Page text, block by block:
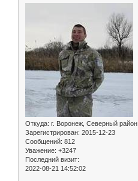
Откуда: г. Воронеж, Северный район
Зарегистрирован: 2015-12-23
Сообщений: 812
Уважение: +3247
Последний визит:
2022-08-21 14:52:02